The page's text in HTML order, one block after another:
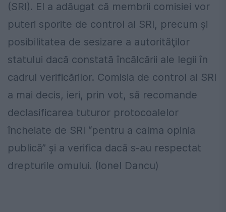
(SRI). El a adăugat că membrii comisiei vor
puteri sporite de control al SRI, precum şi
posibilitatea de sesizare a autorităţilor
statului dacă constată încălcării ale legii în
cadrul verificărilor. Comisia de control al SRI
a mai decis, ieri, prin vot, să recomande
declasificarea tuturor protocoalelor
încheiate de SRI “pentru a calma opinia
publică” şi a verifica dacă s-au respectat
drepturile omului. (Ionel Dancu)